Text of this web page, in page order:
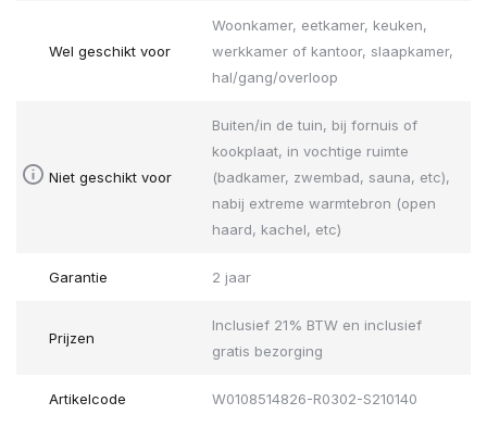
Wel geschikt voor
Woonkamer, eetkamer, keuken,
werkkamer of kantoor, slaapkamer,
hal/gang/overloop
Niet geschikt voor
Buiten/in de tuin, bij fornuis of
kookplaat, in vochtige ruimte
(badkamer, zwembad, sauna, etc),
nabij extreme warmtebron (open
haard, kachel, etc)
Garantie 2 jaar
Prijzen
Inclusief 21% BTW en inclusief
gratis bezorging
Artikelcode W0108514826-R0302-S210140